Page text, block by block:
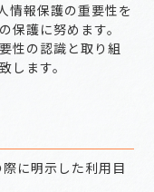
情報保護の重要性を
保護に努めます。
性の認識と取り組
します。
に明示した利用目